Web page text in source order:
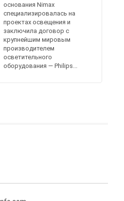
основания Nimax
специализировалась на
проектах освещения и
заключила договор с
крупнейшим мировым
производителем
осветительного
оборудования — Philips...